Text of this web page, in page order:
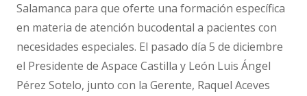
Salamanca para que oferte una formación específica
en materia de atención bucodental a pacientes con
necesidades especiales. El pasado día 5 de diciembre
el Presidente de Aspace Castilla y León Luis Ángel
Pérez Sotelo, junto con la Gerente, Raquel Aceves